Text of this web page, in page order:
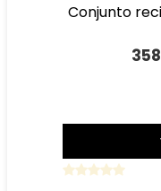
conjunto